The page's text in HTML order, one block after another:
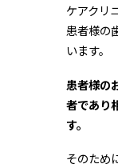
ケアクリ
患者様の
います。
患者様の
者であり
す。
そのため